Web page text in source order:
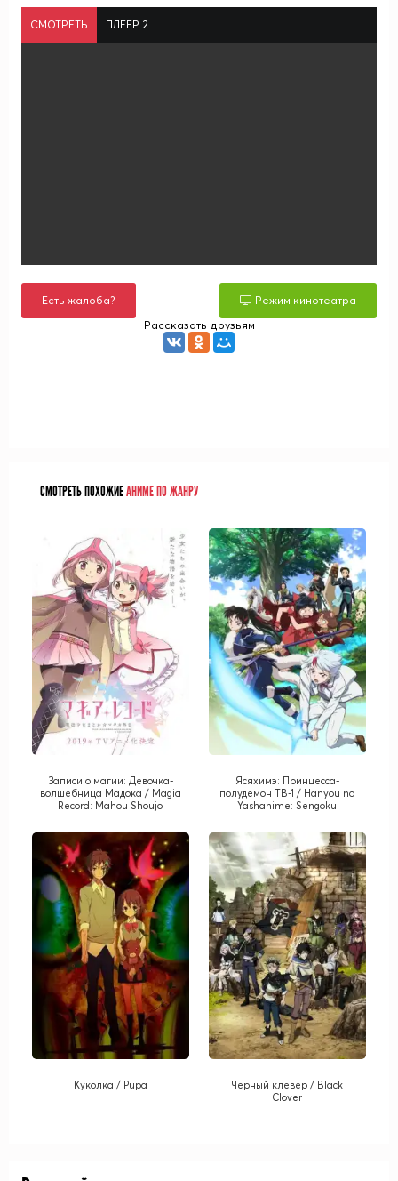
СМОТРЕТЬ ПЛЕЕР 2
Есть жалоба?
Режим кинотеатра
Рассказать друзьям
СМОТРЕТЬ ПОХОЖИЕАНИМЕ ПО ЖАНРУ
Записи о магии: Девочка-
волшебница Мадока / Magia
Record: Mahou Shoujo
Ясяхимэ: Принцесса-
полудемон ТВ-1 / Hanyou no
Yashahime: Sengoku
Куколка / Pupa
Чёрный клевер / Black
Clover